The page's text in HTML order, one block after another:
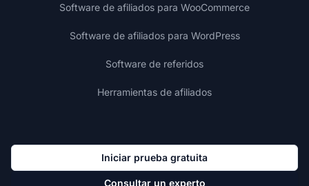
Software de afiliados para WooCommerce
Software de afiliados para WordPress
Software de referidos
Herramientas de afiliados
Iniciar prueba gratuita
Consultar un experto